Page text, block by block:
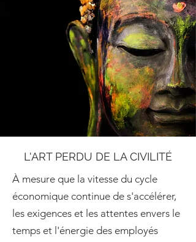
L'ART PERDU DE LA CIVILITÉ
À mesure que la vitesse du cycle
économique continue de s'accélérer,
les exigences et les attentes envers le
temps et l'énergie des employés